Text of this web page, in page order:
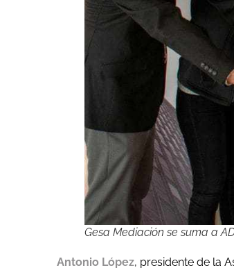
Gesa Mediación se suma a
Antonio López, presidente de la